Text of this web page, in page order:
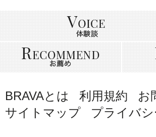
BRAVAとは 利用規約 お
サイトマップ
プライバ